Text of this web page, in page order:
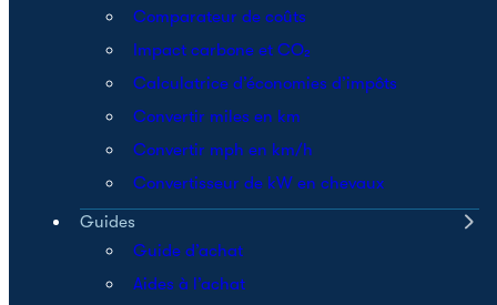
Comparateur de coûts
Impact carbone et CO₂
Calculatrice d’économies d’impôts
Convertir miles en km
Convertir mph en km/h
Convertisseur de kW en chevaux
Guides
Guide d’achat
Aides à l’achat